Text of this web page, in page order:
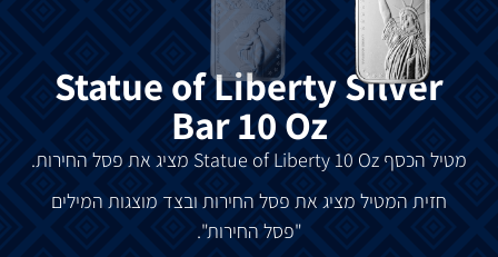
Statue of Liberty Silver
Bar 10 Oz
מטיל הכסף מציג את פסל החירות.
חזית המטיל מציג את פסל החירות ובצד מוצגות המילים
"פסל החירות".